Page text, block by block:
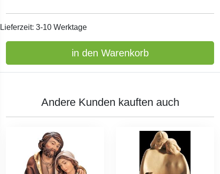
Lieferzeit: 3-10 Werktage
in den Warenkorb
Andere Kunden kauften auch